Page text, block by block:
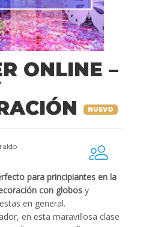
ONLINE –
NUEVO
para principiantes en la
con globos y
en general.
en esta maravillosa clase